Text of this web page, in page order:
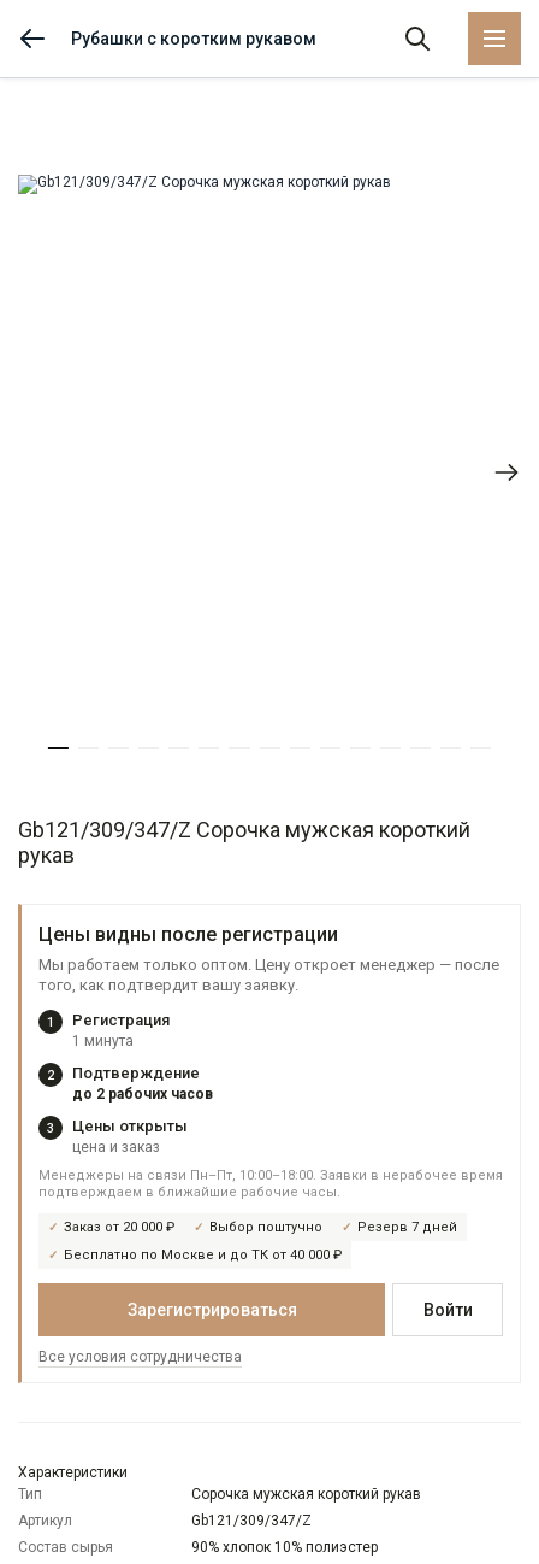
Рубашки с коротким рукавом
Gb121/309/347/Z Сорочка мужская короткий
рукав
Цены видны после регистрации
Мы работаем только оптом. Цену откроет менеджер — после
того, как подтвердит вашу заявку.
1 Регистрация
1 минута
2 Подтверждение
до 2 рабочих часов
3 Цены открыты
цена и заказ
Менеджеры на связи Пн–Пт, 10:00–18:00. Заявки в нерабочее время
подтверждаем в ближайшие рабочие часы.
Заказ от 20 000 ₽ Выбор поштучно
Резерв 7 дней
Бесплатно по Москве и до ТК от 40 000 ₽
Зарегистрироваться Войти
Все условия сотрудничества
Характеристики
Тип
Сорочка мужская короткий рукав
Артикул
Gb121/309/347/Z
Состав сырья
90% хлопок 10% полиэстер